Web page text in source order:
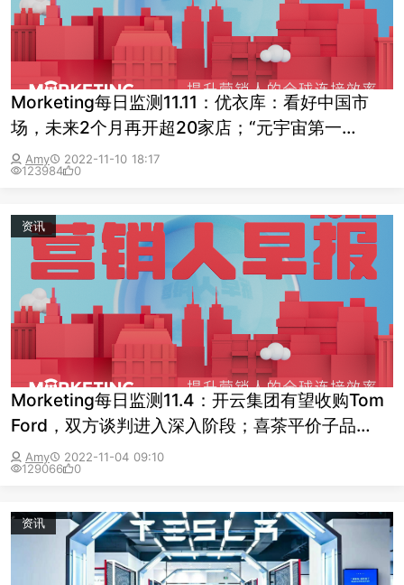
Morketing每日监测11.11：优衣库：看好中国市
场，未来2个月再开超20家店；“元宇宙第一
股”Roblox第三季度营收5.18亿美元，同比增长2%
Amy
2022-11-10 18:17
123984
0
资讯
Morketing每日监测11.4：开云集团有望收购Tom
Ford，双方谈判进入深入阶段；喜茶平价子品
牌“喜小茶”全部关店
Amy
2022-11-04 09:10
129066
0
资讯